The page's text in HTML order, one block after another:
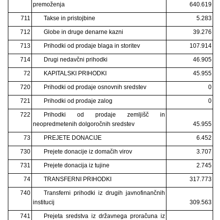
premoženja
640.619
711
Takse in pristojbine
5.283
712
Globe in druge denarne kazni
39.276
713
Prihodki od prodaje blaga in storitev
107.914
714
Drugi nedavčni prihodki
46.905
72
KAPITALSKI PRIHODKI
45.955
720
Prihodki od prodaje osnovnih sredstev
0
721
Prihodki od prodaje zalog
0
722
Prihodki od prodaje zemljišč in
neopredmetenih dolgoročnih sredstev
45.955
73
PREJETE DONACIJE
6.452
730
Prejete donacije iz domačih virov
3.707
731
Prejete donacija iz tujine
2.745
74
TRANSFERNI PRIHODKI
317.773
740
Transferni prihodki iz drugih javnofinančnih
institucij
309.563
741
Prejeta sredstva iz državnega proračuna iz